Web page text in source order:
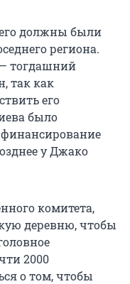
его должны были
региона.
— тогдашний
так как
его
было
финансирование
у Джако
комитета,
деревню, чтобы
2000
о том, чтобы